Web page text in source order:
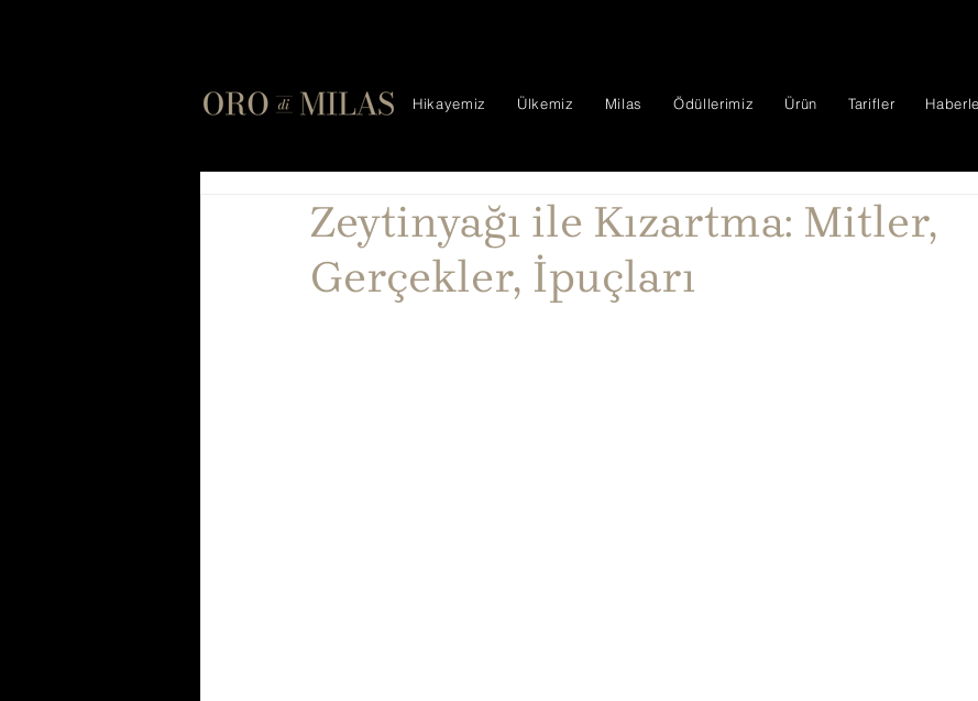
Hikayemiz Ülkemiz Milas Ödüllerimiz Ürün Tarifler
Zeytinyağı ile Kızartma: Mitler,
Gerçekler, İpuçları